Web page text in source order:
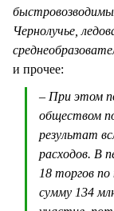
Чернолучье,
и прочее:
– При этом
обществом
результат
расходов. В
18 торгов
сумму 134